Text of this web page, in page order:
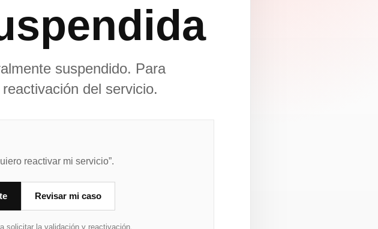
suspendido. Para
del servicio.
reactivar mi servicio”.
Revisar mi caso
solicitar la validación y reactivación.